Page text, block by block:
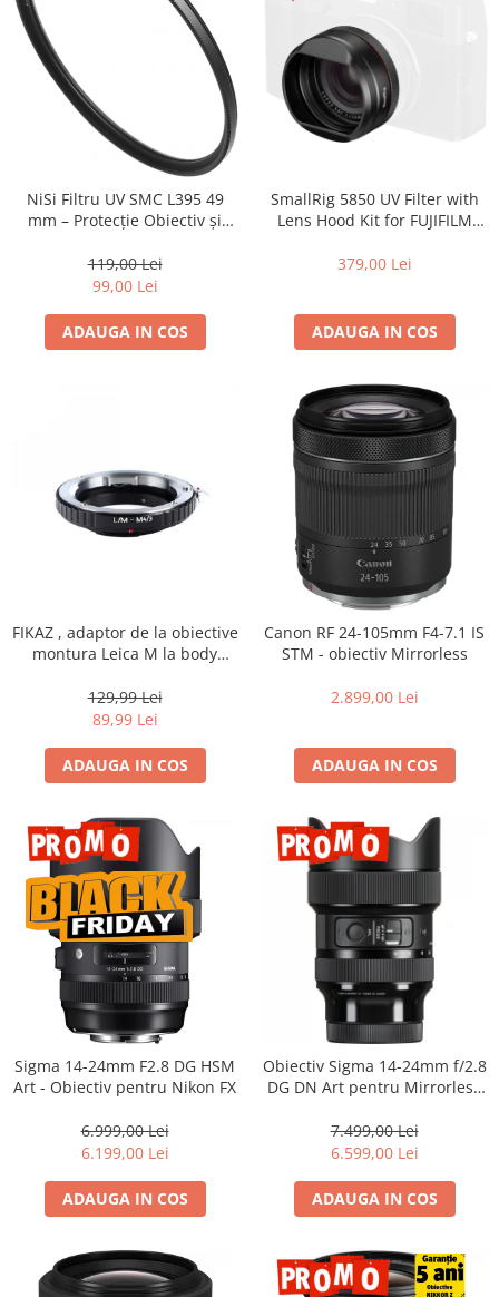
NiSi Filtru UV SMC L395 49
mm – Protecție Obiectiv și
119,00 Lei
99,00 Lei
ADAUGA IN COS
SmallRig 5850 UV Filter with
Lens Hood Kit for FUJIFILM
379,00 Lei
ADAUGA IN COS
FIKAZ , adaptor de la obiective
montura Leica M la body
129,99 Lei
89,99 Lei
ADAUGA IN COS
Canon RF 24-105mm F4-7.1 IS
STM - obiectiv Mirrorless
2.899,00 Lei
ADAUGA IN COS
Sigma 14-24mm F2.8 DG HSM
Art - Obiectiv pentru Nikon FX
6.999,00 Lei
6.199,00 Lei
ADAUGA IN COS
Obiectiv Sigma 14-24mm f/2.8
DG DN Art pentru Mirrorless
Profesionist
7.499,00 Lei
6.599,00 Lei
ADAUGA IN COS